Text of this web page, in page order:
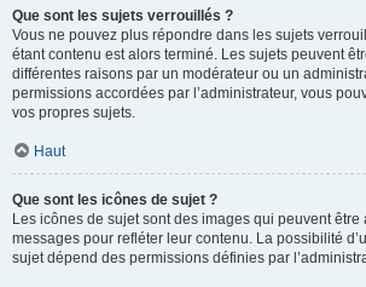
Que sont les sujets verrouillés ?
Vous ne pouvez plus répondre dans les sujets
étant contenu est alors terminé. Les sujets peuvent
différentes raisons par un modérateur ou un
permissions accordées par l’administrateur, vous
vos propres sujets.
Haut
Que sont les icônes de sujet ?
Les icônes de sujet sont des images qui peuvent être
messages pour refléter leur contenu. La possibilité
sujet dépend des permissions définies par